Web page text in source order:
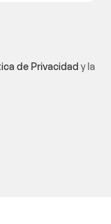
de Privacidady la